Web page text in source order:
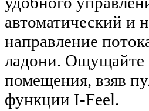
автоматический и
направление
ладони. Ощущайте
помещения, взяв
функции I-Feel.